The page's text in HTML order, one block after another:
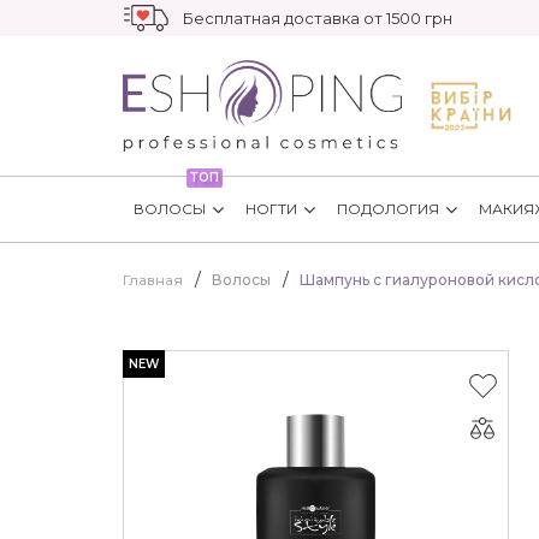
Бесплатная доставка от 1500 грн
ТОП
ВОЛОСЫ НОГТИ ПОДОЛОГИЯ
Главная Волосы Шампунь с гиалуроновой
NEW